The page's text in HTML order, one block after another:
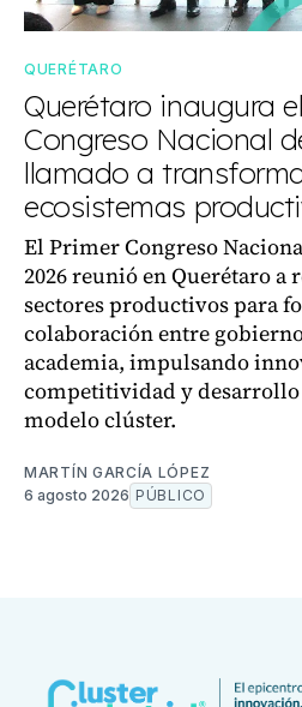
QUERÉTARO
Querétaro inaugura
Congreso Nacional
llamado a
ecosistemas
El Primer Congreso
2026 reunió en Querétaro a
sectores productivos para
colaboración entre
academia, impulsando
competitividad y
modelo clúster.
MARTÍN GARCÍA LÓPEZ
6 agosto 2026 PÚBLICO